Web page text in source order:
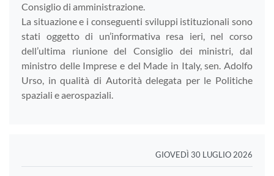
Consiglio di amministrazione.
La situazione e i conseguenti sviluppi istituzionali sono
stati oggetto di un’informativa resa ieri, nel corso
dell’ultima riunione del Consiglio dei ministri, dal
ministro delle Imprese e del Made in Italy, sen. Adolfo
Urso, in qualità di Autorità delegata per le Politiche
spaziali e aerospaziali.
GIOVEDÌ 30 LUGLIO 2026